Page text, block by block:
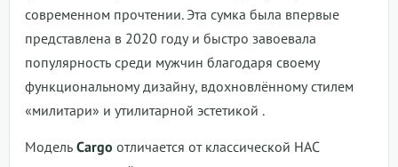
современном прочтении. Эта сумка была впервые
представлена в 2020 году и быстро завоевала
популярность среди мужчин благодаря своему
функциональному дизайну, вдохновлённому стилем
«милитари» и утилитарной эстетикой .
Модель Cargo отличается от классической HAC